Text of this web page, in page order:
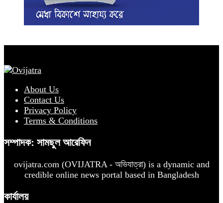
About Us
Contact Us
Privacy Policy
Terms & Conditions
সম্পাদক: সামছুল আরেফিন
ovijatra.com (OVIJATRA - অভিযাত্রা) is a dynamic and
credible online news portal based in Bangladesh
কার্যালয়